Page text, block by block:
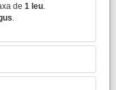
de 1 leu